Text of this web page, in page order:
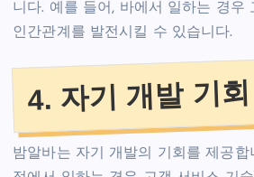
니다. 예를 들어, 바에서 일하는 경우
인간관계를 발전시킬 수 있습니다.
4. 자기 개발 기회
밤알바는 자기 개발의 기회를 제공합